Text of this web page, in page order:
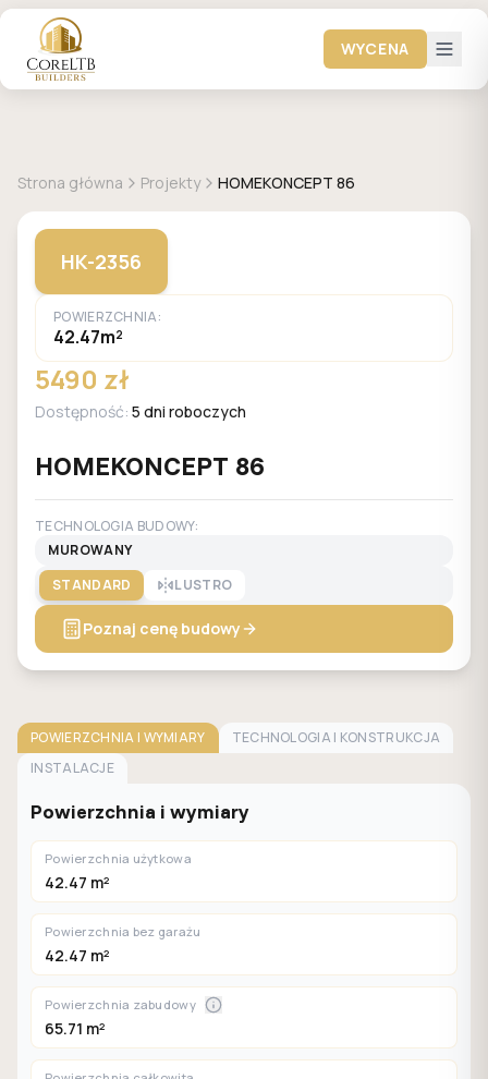
WYCENA
Strona główna Projekty HOMEKONCEPT 86
HK-2356
POWIERZCHNIA:
42.47m²
5490 zł
Dostępność: 5 dni roboczych
HOMEKONCEPT 86
TECHNOLOGIA BUDOWY:
MUROWANY
STANDARD
LUSTRO
Poznaj cenę budowy
POWIERZCHNIA I WYMIARY
TECHNOLOGIA I KONSTRUKCJA
INSTALACJE
Powierzchnia i wymiary
Powierzchnia użytkowa
42.47 m²
Powierzchnia bez garażu
42.47 m²
Powierzchnia zabudowy
65.71 m²